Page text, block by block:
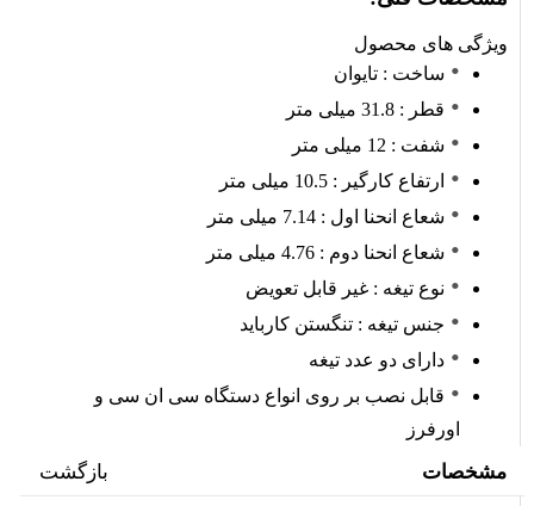
قابل نصب بر روی انواع دستگاه سی ان سی و
اورفرز
ویژگی های محصول
ساخت : تایوان
قطر : 31.8 میلی‌ متر
شفت : 12 میلی‌ متر
ارتفاع کارگیر : 10.5 میلی‌ متر
شعاع انحنا اول : 7.14 میلی‌ متر
شعاع انحنا دوم : 4.76 میلی‌ متر
نوع تیغه : غیر قابل تعویض
جنس تیغه : تنگستن کارباید
دارای دو عدد تیغه
قابل نصب بر روی انواع دستگاه سی ان سی و
اورفرز
مشخصات بازگشت